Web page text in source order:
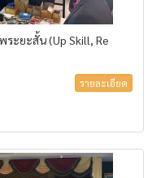
ะยะสั้น (Up Skill, Re
รายละเอียด